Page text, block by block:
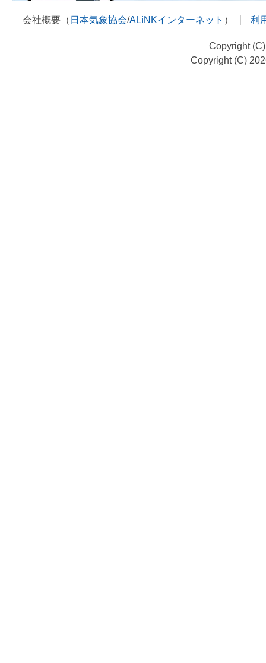
会社概要（ 日本気象協会/ALiNKインターネット ） 利
Copyright
Copyright (C)